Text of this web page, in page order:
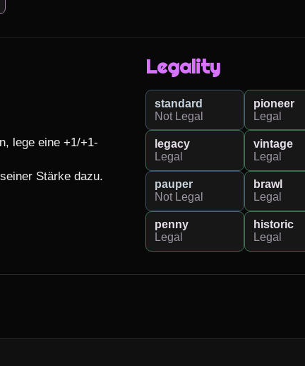
lege eine +1/+1-
Stärke dazu.
Legality
standard
Not Legal
pioneer
Legal
legacy
Legal
vintage
Legal
pauper
Not Legal
brawl
Legal
penny
Legal
historic
Legal